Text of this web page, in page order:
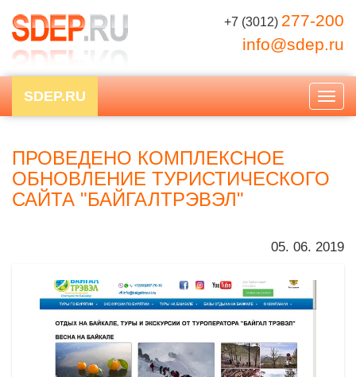
+7 (3012) 277-200
info@sdep.ru
SDEP.RU
ПРОВЕДЕНО КОМПЛЕКСНОЕ
ОБНОВЛЕНИЕ ТУРИСТИЧЕСКОГО
САЙТА "БАЙГАЛТРЭВЭЛ"
05. 06. 2019